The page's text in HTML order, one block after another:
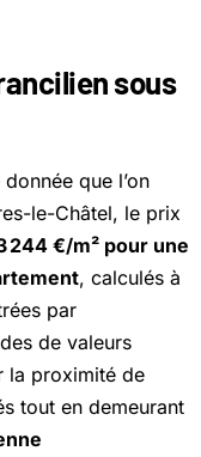
sous
que l’on
le-Châtel, le prix
244 €/m² pour une
, calculés à
par
de valeurs
la proximité de
tout en demeurant